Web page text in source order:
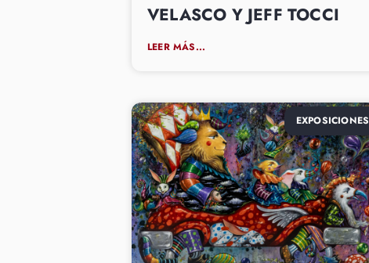
VELASCO Y JEFF TOCCI
LEER MÁS...
EXPOSICIONES